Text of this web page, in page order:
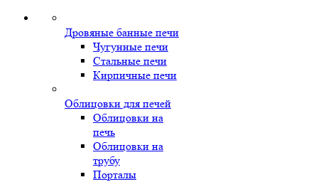
Дровяные банные печи
Чугунные печи
Стальные печи
Кирпичные печи
Облицовки для печей
Облицовки на
печь
Облицовки на
трубу
Порталы